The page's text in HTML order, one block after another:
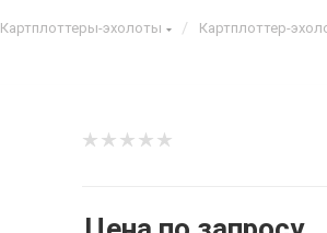
Картплоттеры-эхолоты / Картплоттер-